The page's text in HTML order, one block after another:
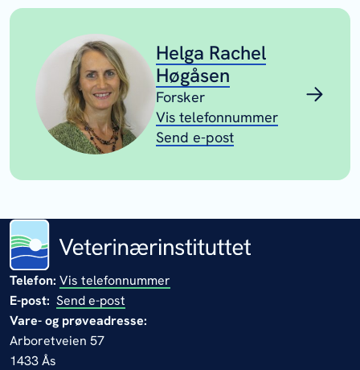
Helga Rachel
Høgåsen
Forsker
Vis telefonnummer
Send e-post
Telefon: Vis telefonnummer
E-post: Send e-post
Vare- og prøveadresse:
Arboretveien 57
1433 Ås